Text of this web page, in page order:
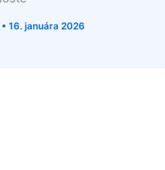
• 16. januára 2026